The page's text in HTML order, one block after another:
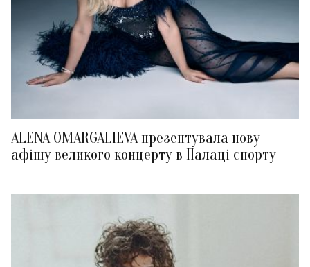
ALENA OMARGALIEVA презентувала нову
афішу великого концерту в Палаці спорту